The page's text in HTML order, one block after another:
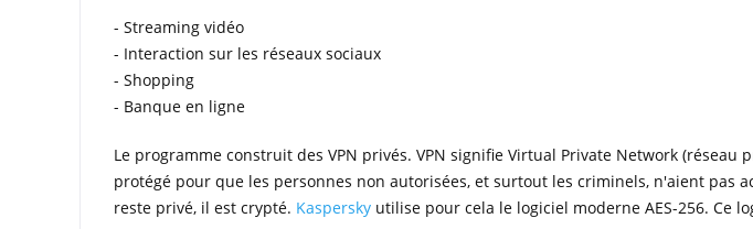
- Streaming vidéo
- Interaction sur les réseaux sociaux
- Shopping
- Banque en ligne
Le programme construit des VPN privés. VPN signifie Virtual Private Network
protégé pour que les personnes non autorisées, et surtout les criminels, n'aient pas
reste privé, il est crypté. Kaspersky utilise pour cela le logiciel moderne AES-256. Ce